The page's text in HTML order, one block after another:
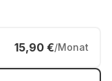
15,90 €/Monat